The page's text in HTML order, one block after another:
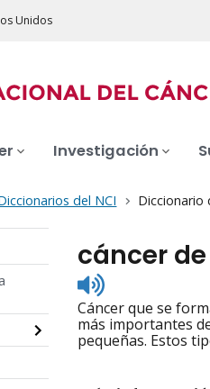
Unidos
Investigación
del NCI Diccionario
cáncer
Listen
to
pronunciation
Cáncer que se
más importantes
pequeñas. Estos